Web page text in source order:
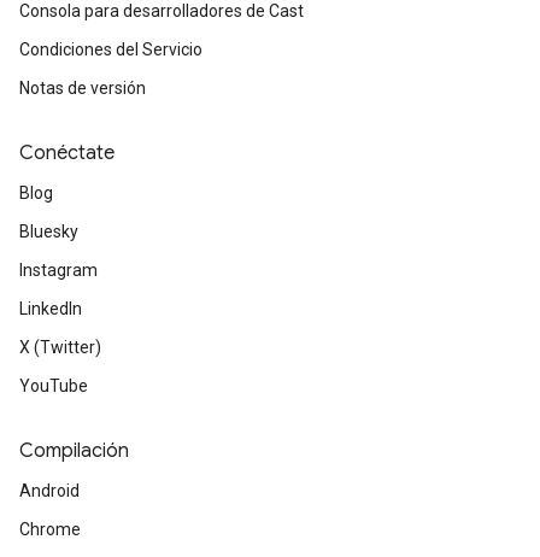
Consola para desarrolladores de Cast
Condiciones del Servicio
Notas de versión
Conéctate
Blog
Bluesky
Instagram
LinkedIn
X (Twitter)
YouTube
Compilación
Android
Chrome